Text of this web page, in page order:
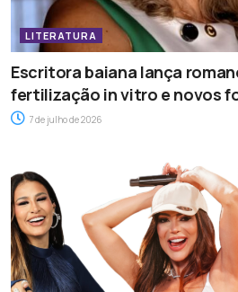
LITERATURA
Escritora baiana lança
fertilização in vitro e novos
7 de julho de 2026